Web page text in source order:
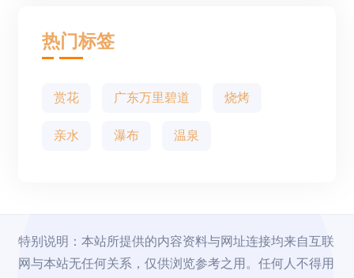
热门标签
赏花 广东万里碧道 烧烤
亲水 瀑布 温泉
特别说明：本站所提供的内容资料与网址连接均来自互联
网与本站无任何关系，仅供浏览参考之用。任何人不得用